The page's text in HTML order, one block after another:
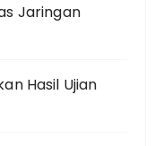
Jaringan
Hasil Ujian